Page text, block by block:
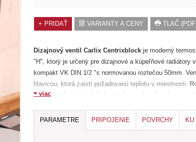
príslušenstvo
+ PRIDAŤ VARIANTY A CENY TLAČ
Dizajnový ventil Carlix Centrixblock je moderný
"H", ktorý je určený pre dizajnové a kúpeľňové radiátory
kompakt VK DIN 1/2 "s normovanou roztečou 50mm.
hlavicou, ktorá zaistí požadovanú teplotu v miestnosti.
doobjednávať vhodný doplnok - tzv.krycí sada pre
výrazne uľahčia a zrýchlia inštaláciu a napojenie
medi (Cu 15x1mm) alebo v hliníkovo-plastu
viac
PARAMETRE PRIPOJENIE POVRCHY